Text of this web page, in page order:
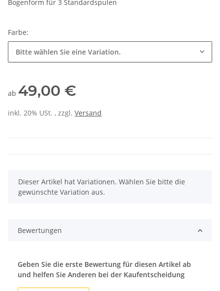
Bogenform für 3 Standardspulen
Farbe:
Bitte wählen Sie eine Variation.
ab 49,00 €
inkl. 20% USt. , zzgl. Versand
x
Dieser Artikel hat Variationen. Wählen Sie bitte die
gewünschte Variation aus.
Bewertungen
Geben Sie die erste Bewertung für diesen Artikel ab
und helfen Sie Anderen bei der Kaufentscheidung